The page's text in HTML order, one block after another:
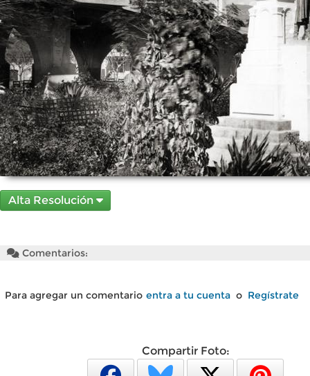
Alta Resolución
Comentarios:
Para agregar un comentario entra a tu cuenta o Regístrate
Compartir Foto: